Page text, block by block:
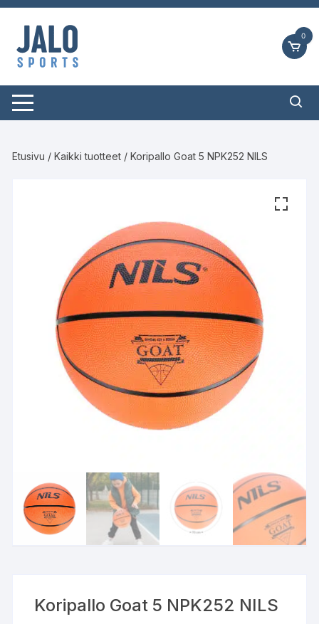
Siirry
suoraan
sisältöön
0
Etusivu /Kaikki tuotteet / Koripallo Goat 5 NPK252 NILS
Koripallo Goat 5 NPK252 NILS